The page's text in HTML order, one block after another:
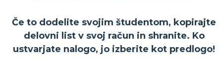
Če to dodelite svojim študentom, kopirajte
delovni list v svoj račun in shranite. Ko
ustvarjate nalogo, jo izberite kot predlogo!